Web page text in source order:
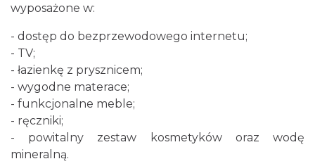
wyposażone w:
- dostęp do bezprzewodowego internetu;
- TV;
- łazienkę z prysznicem;
- wygodne materace;
- funkcjonalne meble;
- ręczniki;
- powitalny zestaw kosmetyków oraz wodę
mineralną.